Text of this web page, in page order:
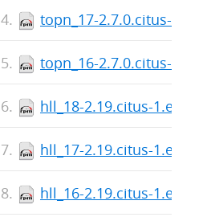
topn_17-2.7.0.citus-
topn_16-2.7.0.citus-
hll_18-2.19.citus-
hll_17-2.19.citus-
hll_16-2.19.citus-